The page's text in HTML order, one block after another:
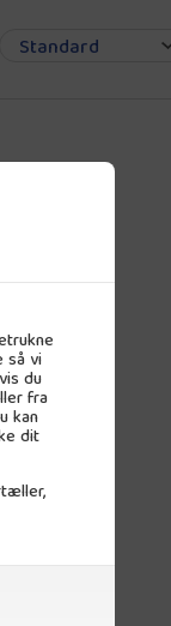
så vi
du
fra
kan
dit